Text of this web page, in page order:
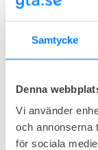
Samtycke
Denna
Vi använder
och annonserna
för sociala
7A är en väldigt
kontor idag.
omfattande
möten. Detta
alla inhyser större
men som också